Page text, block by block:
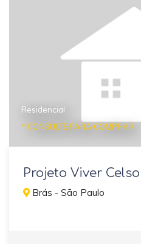
Residencial
* CONSULTE PARA COMPRAR
Projeto Viver
Brás - São Paulo